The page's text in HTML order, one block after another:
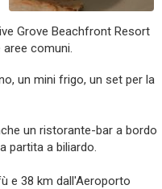
Grove Beachfront Resort
comuni.
un mini frigo, un set per la
un ristorante-bar a bordo
partita a biliardo.
e 38 km dall'Aeroporto